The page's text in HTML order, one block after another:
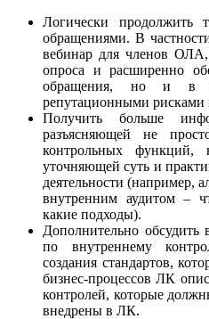
Логически
обращениями. В
вебинар для членов ОЛА,
опроса и расширенно
обращения, но и в
репутационными
Получить больше
разъясняющей не
контрольных
уточняющей суть и
деятельности (например,
внутренним аудитом –
какие подходы).
Дополнительно
по внутреннему
создания стандартов,
бизнес-процессов ЛК
контролей, которые
внедрены в ЛК.